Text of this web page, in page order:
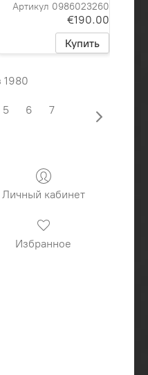
Артикул 0986023260
€190.00
Купить
1980
5 6
7
Личный кабинет
Избранное